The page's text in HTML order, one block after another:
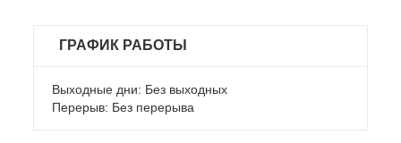
ГРАФИК РАБОТЫ
Выходные дни: Без выходных
Перерыв: Без перерыва